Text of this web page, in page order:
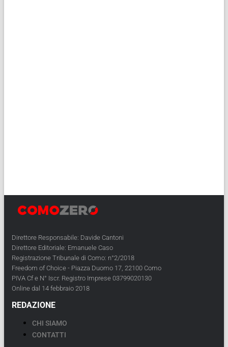
Direttore Responsabile: Davide Cantoni
Direttore Editoriale: Emanuele Caso
Registrazione Tribunale di Como: n°2/2018
Freedom of Choice - Piazza Duomo 17, 22100 Como
PIVA Cf e N° Iscr. Registro Imprese 03799020130
Online dal 14 febbraio 2018
REDAZIONE
CHI SIAMO
CONTATTI